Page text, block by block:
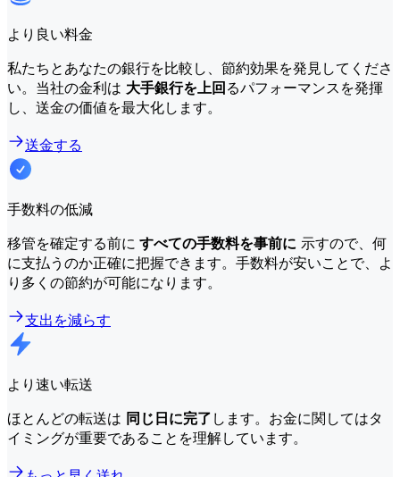
より良い料金
私たちとあなたの銀行を比較し、節約効果を発見してくださ
い。当社の金利は 大手銀行を上回るパフォーマンスを発揮
し、送金の価値を最大化します。
送金する
手数料の低減
移管を確定する前に すべての手数料を事前に 示すので、何
に支払うのか正確に把握できます。手数料が安いことで、よ
り多くの節約が可能になります。
支出を減らす
より速い転送
ほとんどの転送は 同じ日に完了 します。お金に関してはタ
イミングが重要であることを理解しています。